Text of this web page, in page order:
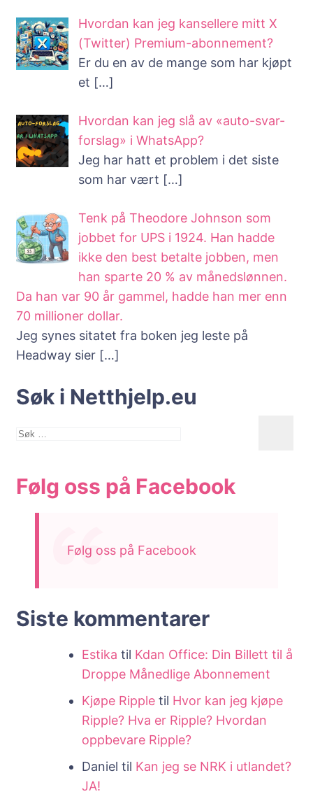
Hvordan kan jeg kansellere mitt X
(Twitter) Premium-abonnement?
Er du en av de mange som har kjøpt
et […]
Hvordan kan jeg slå av «auto-svar-
forslag» i WhatsApp?
Jeg har hatt et problem i det siste
som har vært […]
Tenk på Theodore Johnson som
jobbet for UPS i 1924. Han hadde
ikke den best betalte jobben, men
han sparte 20 % av månedslønnen.
Da han var 90 år gammel, hadde han mer enn
70 millioner dollar.
Jeg synes sitatet fra boken jeg leste på
Headway sier […]
Søk i Netthjelp.eu
Søk
Følg oss på Facebook
Følg oss på Facebook
Siste kommentarer
Estika til Kdan Office: Din Billett til å
Droppe Månedlige Abonnement
Kjøpe Ripple til Hvor kan jeg kjøpe
Ripple? Hva er Ripple? Hvordan
oppbevare Ripple?
Daniel til Kan jeg se NRK i utlandet?
JA!